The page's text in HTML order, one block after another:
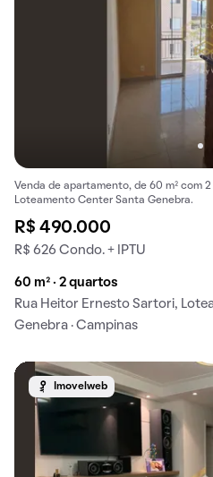
Venda de apartamento, de 60 m² com
Loteamento Center Santa Genebra.
R$ 490.000
R$ 626 Condo. + IPTU
60 m² · 2 quartos
Rua Heitor Ernesto Sartori,
Genebra · Campinas
Imovelweb